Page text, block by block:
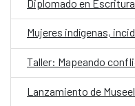
Mujeres indígenas,
Taller: Mapeando